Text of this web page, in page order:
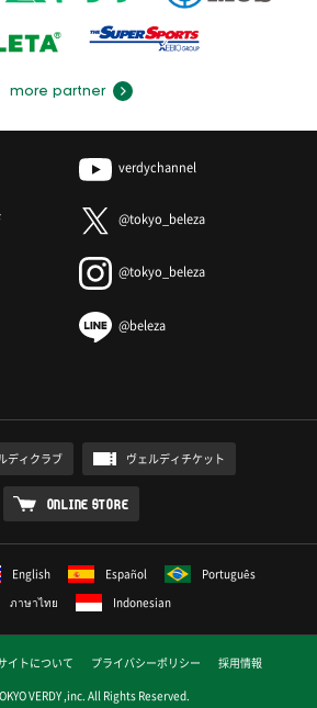
more partner
verdychannel
@tokyo_beleza
@tokyo_beleza
@beleza
ディクラブ ヴェルディチケット
ONLINE STORE
English Español
Português
ภาษาไทย
Indonesian
イトについて プライバシーポリシー
採用情報
VERDY ,inc. All Rights Reserved.